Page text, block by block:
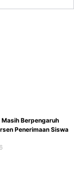
Masih Berpengaruh
Penerimaan Siswa